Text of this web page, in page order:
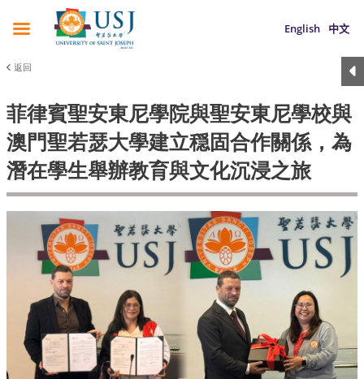
English 中文
返回
菲律賓聖安東尼學院與聖安東尼學校與
澳門聖若瑟大學建立穏固合作關係，為
潛在學生舉辦教育與文化沉浸之旅